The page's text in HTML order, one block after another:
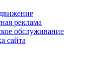
реклама
обслуживание
сайта